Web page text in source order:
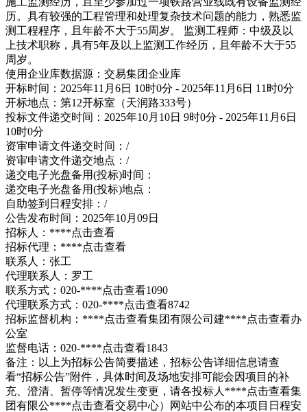
历。具有较强的工程管理和处理复杂技术问题的能力，熟悉监
测工程程序，且年龄不大于55周岁。 监测工程师：中级及以
上技术职称，具有5年及以上监测工作经历，且年龄不大于55
周岁。
使用企业库数据源：交易集团企业库
开标时间：2025年11月6日 10时0分 - 2025年11月6日 11时0分
开标地点：第12开标室（天润路333号）
投标文件递交时间：2025年10月10日 9时0分 - 2025年11月6日
10时0分
资审申请文件递交时间：/
资审申请文件递交地点：/
递交电子光盘备用(投标)时间：
递交电子光盘备用(投标)地点：
自助签到日程安排：/
公告发布时间：2025年10月09日
招标人：****点击查看
招标代理：****点击查看
联系人：张工
代理联系人：罗工
联系方式：020-****点击查看1090
代理联系方式：020-****点击查看8742
招标监督机构：****点击查看集团有限公司建****点击查看办
公室
监督电话：020-****点击查看1843
备注：以上为招标公告简要描述，招标公告详细信息请查
看“招标公告”附件，具体时间及场地安排可能会因项目的补
充、澄清、暂停等情况发生变更，请各投标人****点击查看集
团有限公****点击查看交易中心）网站中公布的本项目日程安